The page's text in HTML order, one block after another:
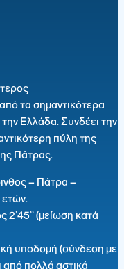
τα σημαντικότερα
Ελλάδα. Συνδέει την
πύλη της
Πάτρας.
– Πάτρα –
(μείωση κατά
υποδομή (σύνδεση με
από πολλά αστικά